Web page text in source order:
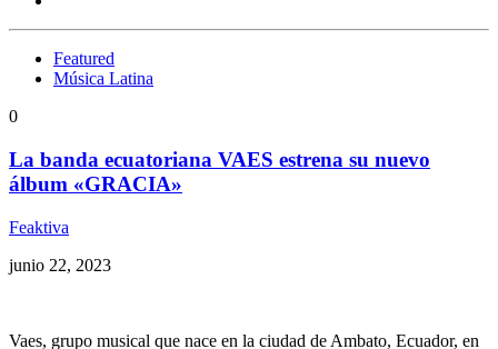
Featured
Música Latina
0
La banda ecuatoriana VAES estrena su nuevo
álbum «GRACIA»
Feaktiva
junio 22, 2023
Vaes, grupo musical que nace en la ciudad de Ambato, Ecuador, en